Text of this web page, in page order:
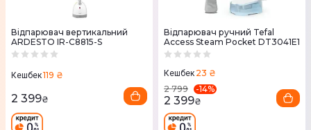
Відпарювач вертикальний
ARDESTO IR-C8815-S
Кешбек119 ₴
2 399₴
Відпарювач ручний Tefal
Access Steam Pocket DT3041E1
Кешбек 23 ₴
2 799
-14%
2 399₴